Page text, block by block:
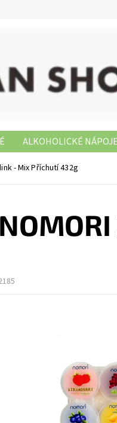
ALKOHOLICKÉ NÁPOJE
NAŠE PRODEJNY
- Mix Příchutí 432g